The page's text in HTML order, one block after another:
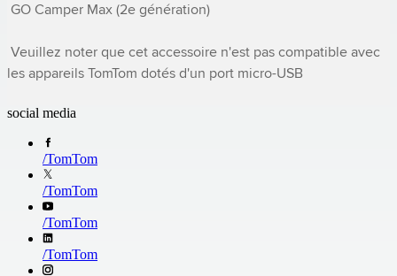
les appareils TomTom dotés d'un port micro-USB
social media
/TomTom
/TomTom
/TomTom
/TomTom